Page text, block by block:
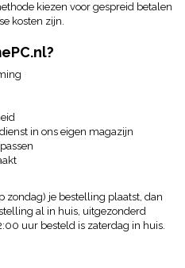
kiezen voor gespreid betalen
kosten zijn.
in ons eigen magazijn
zondag) je bestelling plaatst, dan
al in huis, uitgezonderd
uur besteld is zaterdag in huis.